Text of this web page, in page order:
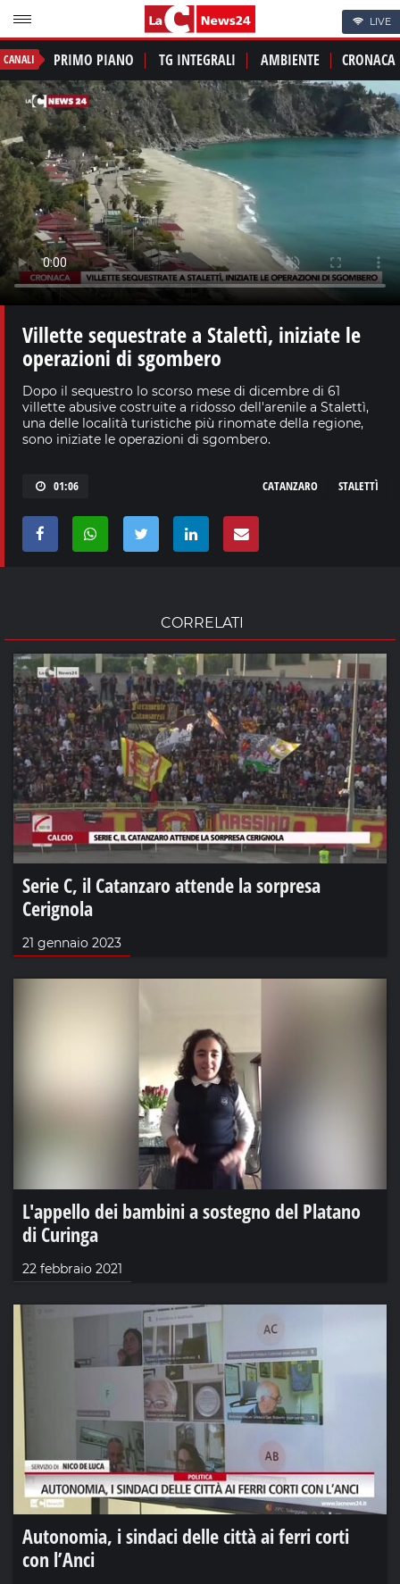
LIVE
CANALI PRIMO PIANO TG INTEGRALI AMBIENTE CRONACA
Villette sequestrate a Stalettì, iniziate le
operazioni di sgombero
Dopo il sequestro lo scorso mese di dicembre di 61
villette abusive costruite a ridosso dell'arenile a Stalettì,
una delle località turistiche più rinomate della regione,
sono iniziate le operazioni di sgombero.
01:06 STALETTÌ
CATANZARO
CORRELATI
Serie C, il Catanzaro attende la sorpresa
Cerignola
21 gennaio 2023
L'appello dei bambini a sostegno del Platano
di Curinga
22 febbraio 2021
Autonomia, i sindaci delle città ai ferri corti
con l’Anci